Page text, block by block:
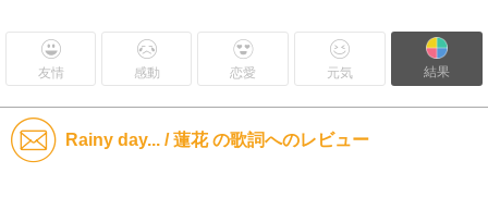
友情 感動 恋愛 元気 結果
Rainy day... / 蓮花 の歌詞へのレビュー